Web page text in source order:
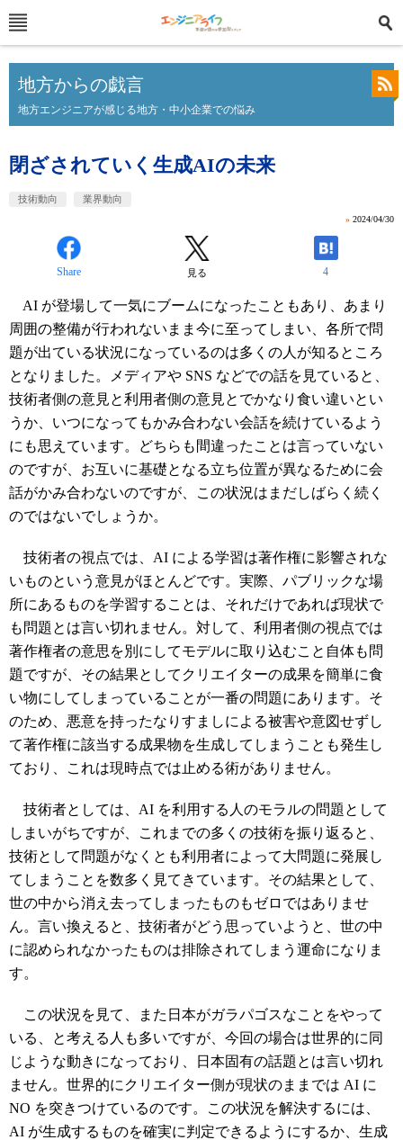
地方からの戯言
地方エンジニアが感じる地方・中小企業での悩み
閉ざされていく生成AIの未来
技術動向 業界動向
» 2024/04/30
Share 見る 4
AI が登場して一気にブームになったこともあり、あまり
周囲の整備が行われないまま今に至ってしまい、各所で問
題が出ている状況になっているのは多くの人が知るところ
となりました。メディアや SNS などでの話を見ていると、
技術者側の意見と利用者側の意見とでかなり食い違いとい
うか、いつになってもかみ合わない会話を続けているよう
にも思えています。どちらも間違ったことは言っていない
のですが、お互いに基礎となる立ち位置が異なるために会
話がかみ合わないのですが、この状況はまだしばらく続く
のではないでしょうか。
技術者の視点では、AI による学習は著作権に影響されな
いものという意見がほとんどです。実際、パブリックな場
所にあるものを学習することは、それだけであれば現状で
も問題とは言い切れません。対して、利用者側の視点では
著作権者の意思を別にしてモデルに取り込むこと自体も問
題ですが、その結果としてクリエイターの成果を簡単に食
い物にしてしまっていることが一番の問題にあります。そ
のため、悪意を持ったなりすましによる被害や意図せずし
て著作権に該当する成果物を生成してしまうことも発生し
ており、これは現時点では止める術がありません。
技術者としては、AI を利用する人のモラルの問題として
しまいがちですが、これまでの多くの技術を振り返ると、
技術として問題がなくとも利用者によって大問題に発展し
てしまうことを数多く見てきています。その結果として、
世の中から消え去ってしまったものもゼロではありませ
ん。言い換えると、技術者がどう思っていようと、世の中
に認められなかったものは排除されてしまう運命になりま
す。
この状況を見て、また日本がガラパゴスなことをやって
いる、と考える人も多いですが、今回の場合は世界的に同
じような動きになっており、日本固有の話題とは言い切れ
ません。世界的にクリエイター側が現状のままでは AI に
NO を突きつけているのです。この状況を解決するには、
AI が生成するものを確実に判定できるようにするか、生成